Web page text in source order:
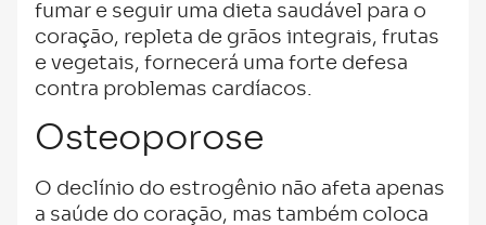
fumar e seguir uma dieta saudável para o
coração, repleta de grãos integrais, frutas
e vegetais, fornecerá uma forte defesa
contra problemas cardíacos.
Osteoporose
O declínio do estrogênio não afeta apenas
a saúde do coração, mas também coloca